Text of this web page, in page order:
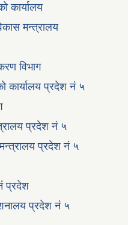
कार्यालय
मन्त्रालय
विभाग
कार्यालय प्रदेश नं ५
प्रदेश नं ५
प्रदेश नं ५
प्रदेश
प्रदेश नं ५